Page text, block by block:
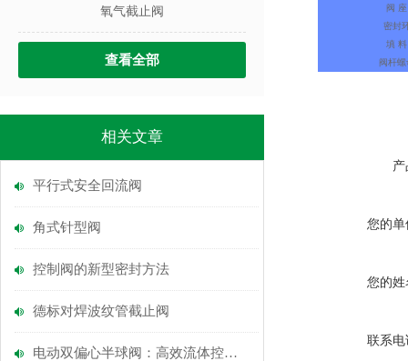
氧气截止阀
查看全部
相关文章
平行式安全回流阀
角式针型阀
控制阀的新型密封方法
德标对焊波纹管截止阀
电动双偏心半球阀：高效流体控制的智能选择
阀 座
密封
填 料
阀杆螺
您的单
您的姓
联系电